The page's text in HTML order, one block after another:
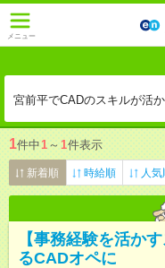
メニュー
宮前平でCADのスキルが活
1件中1 ～ 1件表示
新着順 時給順 人気
【事務経験を活か
るCADオペに